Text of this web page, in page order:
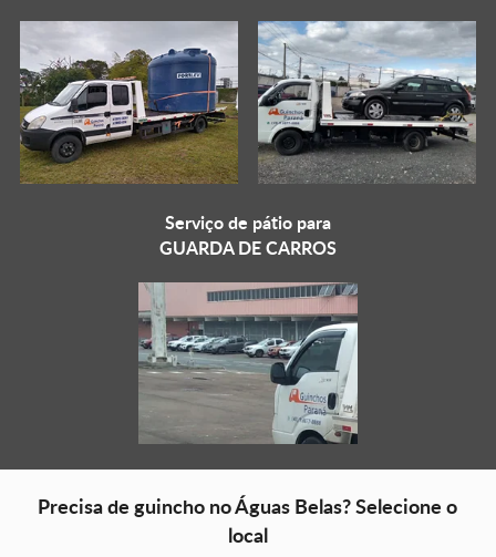
Serviço de pátio para
GUARDA DE CARROS
Precisa de guincho no Águas Belas? Selecione o
local